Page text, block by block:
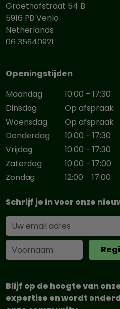
Groethofstraat 54 B
5916 PB Venlo
Netherlands
06 35640921
Openingstijden
Maandag
10:00 – 17:30
Dinsdag
Op afspraak
Woensdag
Op afspraak
Donderdag
10:00 – 17:30
Vrijdag
10:00 – 17:30
Zaterdag
10:00 – 17:00
Zondag
12:00 – 17:00
Schrijf je in voor onze
Blijf op de hoogte van onze
expertise en wordt